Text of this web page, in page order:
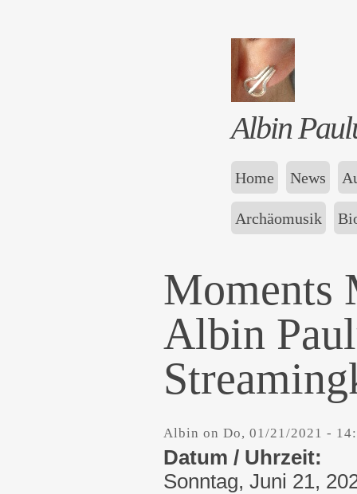
Albin
Home News
Archäomusik
Moments
Albin
Albin onDo, 01/21/2021 -
Datum / Uhrzeit:
Sonntag, Juni 21,